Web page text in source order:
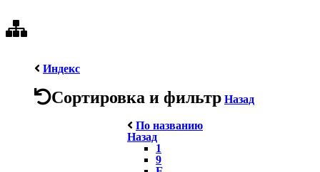
Индекс
Сортировка и фильтр Назад
По названию
Назад
1
9